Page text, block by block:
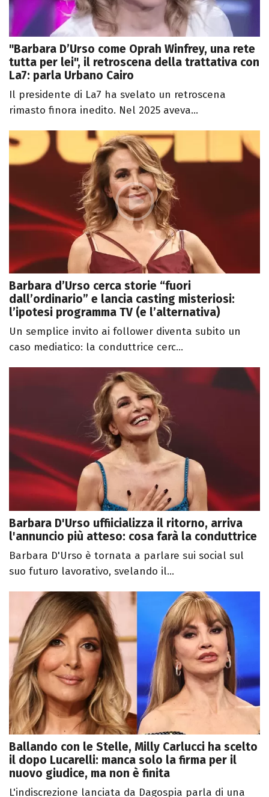
"Barbara D’Urso come Oprah Winfrey, una rete
tutta per lei", il retroscena della trattativa con
La7: parla Urbano Cairo
Il presidente di La7 ha svelato un retroscena
rimasto finora inedito. Nel 2025 aveva...
Barbara d’Urso cerca storie “fuori
dall’ordinario” e lancia casting misteriosi:
l’ipotesi programma TV (e l’alternativa)
Un semplice invito ai follower diventa subito un
caso mediatico: la conduttrice cerc...
Barbara D'Urso uffiicializza il ritorno, arriva
l'annuncio più atteso: cosa farà la conduttrice
Barbara D'Urso è tornata a parlare sui social sul
suo futuro lavorativo, svelando il...
Ballando con le Stelle, Milly Carlucci ha scelto
il dopo Lucarelli: manca solo la firma per il
nuovo giudice, ma non è finita
L'indiscrezione lanciata da Dagospia parla di una